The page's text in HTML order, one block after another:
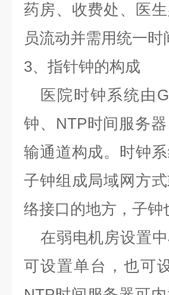
药房、收费处、医
员流动并需用统一时
3、指针钟的构成
医院时钟系统由
钟、 NTP时间服务
输通道构成。时钟
子钟组成局域网方
络接口的地方，子钟
在弱电机房设置中
可设置单台，也可